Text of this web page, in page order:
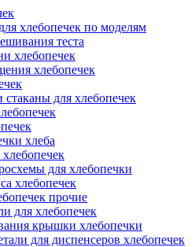
хлебопечек по моделям
теста
хлебопечек
хлебопечек
для хлебопечек
хлеба
для хлебопечки
хлебопечек
прочие
для хлебопечек
крышки хлебопечки
для диспенсеров хлебопечек